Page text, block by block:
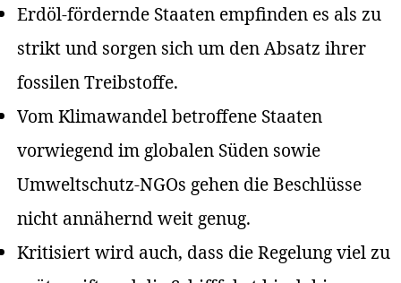
Erdöl-fördernde Staaten empfinden es als zu
strikt und sorgen sich um den Absatz ihrer
fossilen Treibstoffe.
Vom Klimawandel betroffene Staaten
vorwiegend im globalen Süden sowie
Umweltschutz-NGOs gehen die Beschlüsse
nicht annähernd weit genug.
Kritisiert wird auch, dass die Regelung viel zu